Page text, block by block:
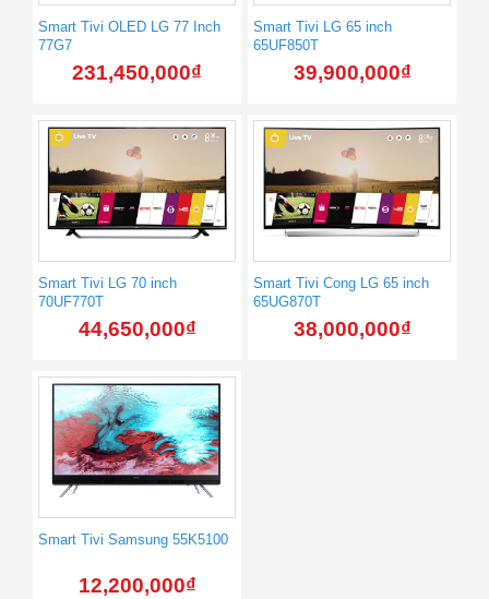
Smart Tivi OLED LG 77 Inch
77G7
231,450,000₫
Smart Tivi LG 65 inch
65UF850T
39,900,000₫
Smart Tivi LG 70 inch
70UF770T
44,650,000₫
Smart Tivi Cong LG 65 inch
65UG870T
38,000,000₫
Smart Tivi Samsung 55K5100
12,200,000₫